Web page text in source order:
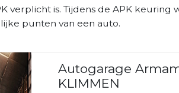
verplicht is. Tijdens de APK
punten van een auto.
Autogarage
KLIMMEN